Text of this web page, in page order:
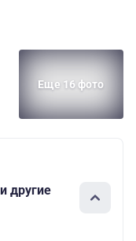
Еще 16 фото
другие